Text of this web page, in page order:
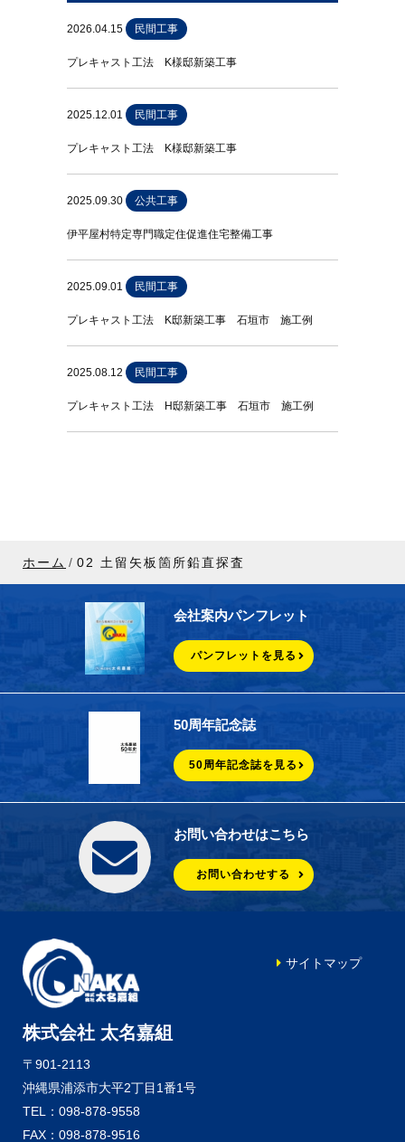
2026.04.15 民間工事
プレキャスト工法 K様邸新築工事
2025.12.01 民間工事
プレキャスト工法 K様邸新築工事
2025.09.30 公共工事
伊平屋村特定専門職定住促進住宅整備工事
2025.09.01 民間工事
プレキャスト工法 K邸新築工事 石垣市 施工例
2025.08.12 民間工事
プレキャスト工法 H邸新築工事 石垣市 施工例
ホーム 02 土留矢板箇所鉛直探査
会社案内パンフレット
パンフレットを見る
50周年記念誌
50周年記念誌を見る
お問い合わせはこちら
お問い合わせする
株式会社 太名嘉組
〒901-2113
沖縄県浦添市大平2丁目1番1号
TEL：098-878-9558
FAX：098-878-9516
サイトマップ